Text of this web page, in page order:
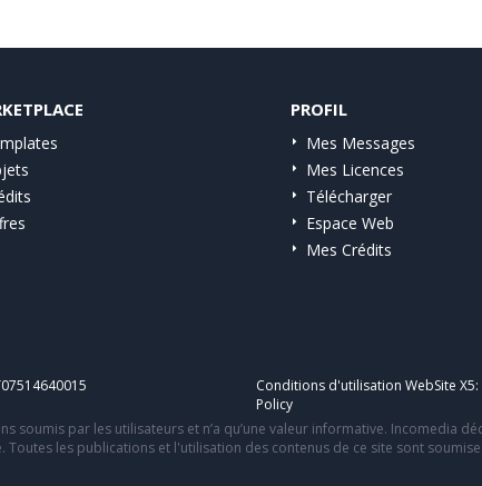
PROFIL
Mes Messages
Mes Licences
Télécharger
Espace Web
Mes Crédits
Conditions d'utilisation WebSite X5:
Policy
soumis par les utilisateurs et n’a qu’une valeur informative. Incomedia
Toutes les publications et l'utilisation des contenus de ce site sont